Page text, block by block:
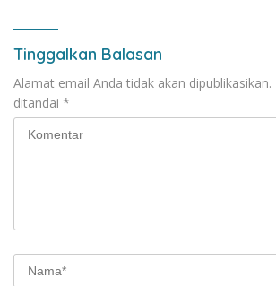
depan sudah ada di tangan”
Tinggalkan Balasan
Alamat email Anda tidak akan dipublikasikan.
ditandai *